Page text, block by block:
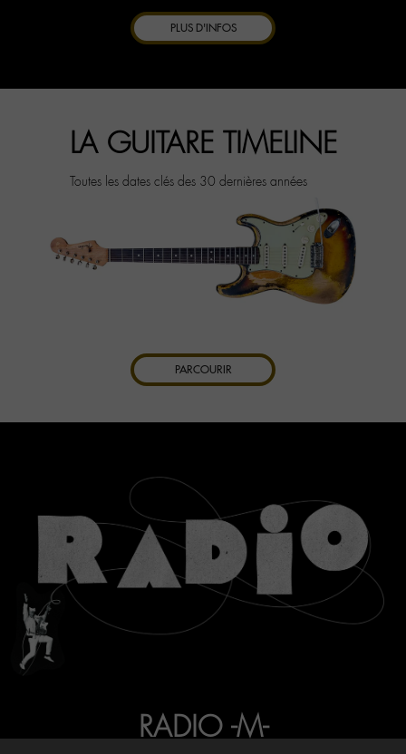
PLUS D'INFOS
LA GUITARE TIMELINE
Toutes les dates clés des 30 dernières années
PARCOURIR
RADIO -M-